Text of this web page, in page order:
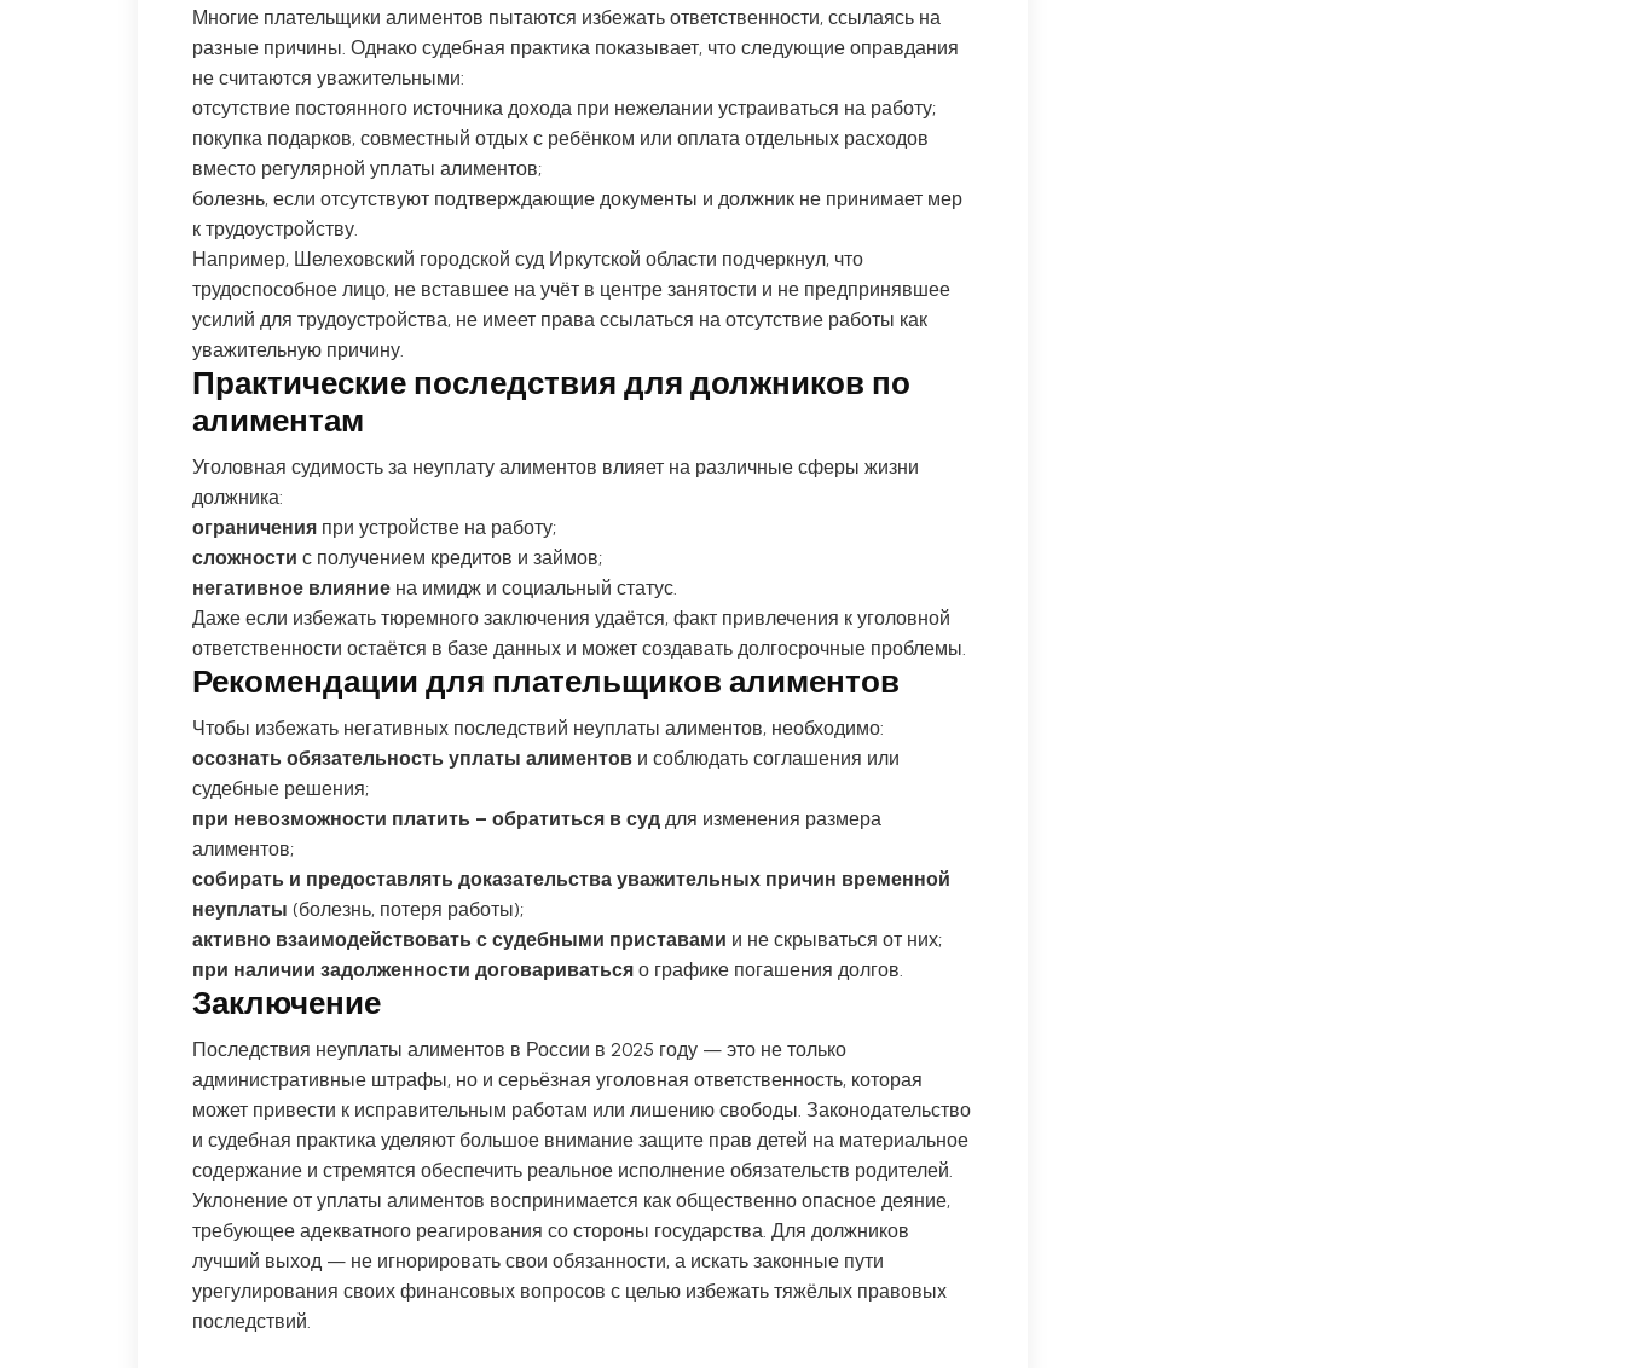
Многие плательщики алиментов пытаются избежать ответственности, ссылаясь на
разные причины. Однако судебная практика показывает, что следующие оправдания
не считаются уважительными:
отсутствие постоянного источника дохода при нежелании устраиваться на работу;
покупка подарков, совместный отдых с ребёнком или оплата отдельных расходов
вместо регулярной уплаты алиментов;
болезнь, если отсутствуют подтверждающие документы и должник не принимает мер
к трудоустройству.
Например, Шелеховский городской суд Иркутской области подчеркнул, что
трудоспособное лицо, не вставшее на учёт в центре занятости и не предпринявшее
усилий для трудоустройства, не имеет права ссылаться на отсутствие работы как
уважительную причину.
Практические последствия для должников по
алиментам
Уголовная судимость за неуплату алиментов влияет на различные сферы жизни
должника:
ограничения при устройстве на работу;
сложности с получением кредитов и займов;
негативное влияние на имидж и социальный статус.
Даже если избежать тюремного заключения удаётся, факт привлечения к уголовной
ответственности остаётся в базе данных и может создавать долгосрочные проблемы.
Рекомендации для плательщиков алиментов
Чтобы избежать негативных последствий неуплаты алиментов, необходимо:
осознать обязательность уплаты алиментов и соблюдать соглашения или
судебные решения;
при невозможности платить – обратиться в суд для изменения размера
алиментов;
собирать и предоставлять доказательства уважительных причин временной
неуплаты (болезнь, потеря работы);
активно взаимодействовать с судебными приставами и не скрываться от них;
при наличии задолженности договариваться о графике погашения долгов.
Заключение
Последствия неуплаты алиментов в России в 2025 году — это не только
административные штрафы, но и серьёзная уголовная ответственность, которая
может привести к исправительным работам или лишению свободы. Законодательство
и судебная практика уделяют большое внимание защите прав детей на материальное
содержание и стремятся обеспечить реальное исполнение обязательств родителей.
Уклонение от уплаты алиментов воспринимается как общественно опасное деяние,
требующее адекватного реагирования со стороны государства. Для должников
лучший выход — не игнорировать свои обязанности, а искать законные пути
урегулирования своих финансовых вопросов с целью избежать тяжёлых правовых
последствий.